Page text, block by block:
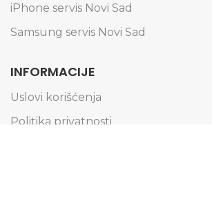
iPhone servis Novi Sad
Samsung servis Novi Sad
INFORMACIJE
Uslovi korišćenja
Politika privatnosti